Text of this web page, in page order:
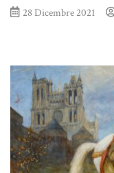
28 Dicembre 2021